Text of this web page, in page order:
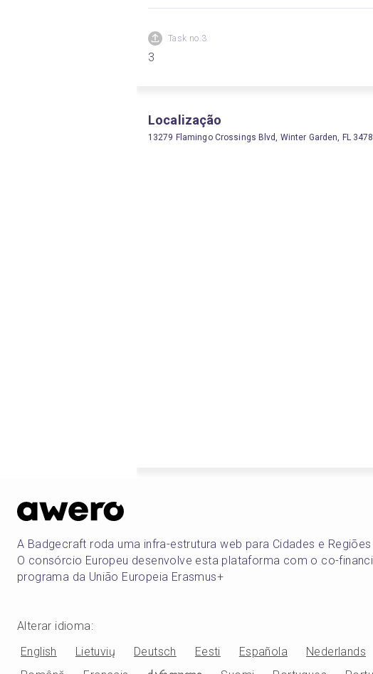
Task no.3
3
Localização
13279 Flamingo Crossings Blvd, Winter Garden, FL
A Badgecraft roda uma infra-estrutura web para Cidades e
O consórcio Europeu desenvolve esta plataforma com o co-
programa da União Europeia Erasmus+
Alterar idioma:
English
Lietuvių Deutsch Eesti Española Nederlands